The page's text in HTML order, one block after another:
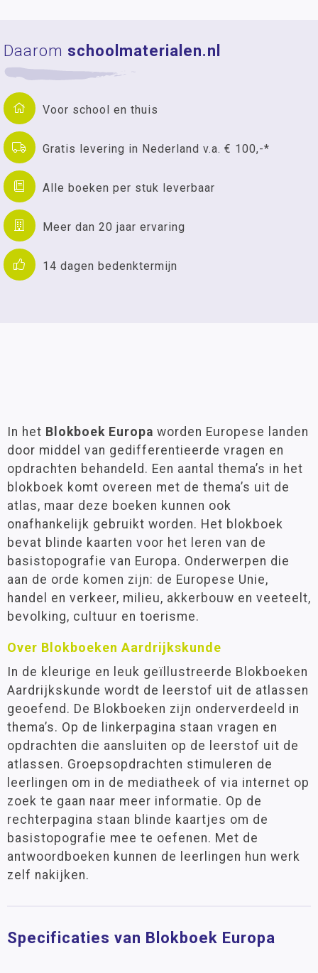
Daarom schoolmaterialen.nl
Voor school en thuis
Gratis levering in Nederland v.a. € 100,-*
Alle boeken per stuk leverbaar
Meer dan 20 jaar ervaring
14 dagen bedenktermijn
In het Blokboek Europa worden Europese landen
door middel van gedifferentieerde vragen en
opdrachten behandeld. Een aantal thema’s in het
blokboek komt overeen met de thema’s uit de
atlas, maar deze boeken kunnen ook
onafhankelijk gebruikt worden. Het blokboek
bevat blinde kaarten voor het leren van de
basistopografie van Europa. Onderwerpen die
aan de orde komen zijn: de Europese Unie,
handel en verkeer, milieu, akkerbouw en veeteelt,
bevolking, cultuur en toerisme.
Over Blokboeken Aardrijkskunde
In de kleurige en leuk geïllustreerde Blokboeken
Aardrijkskunde wordt de leerstof uit de atlassen
geoefend. De Blokboeken zijn onderverdeeld in
thema’s. Op de linkerpagina staan vragen en
opdrachten die aansluiten op de leerstof uit de
atlassen. Groepsopdrachten stimuleren de
leerlingen om in de mediatheek of via internet op
zoek te gaan naar meer informatie. Op de
rechterpagina staan blinde kaartjes om de
basistopografie mee te oefenen. Met de
antwoordboeken kunnen de leerlingen hun werk
zelf nakijken.
Specificaties van Blokboek Europa